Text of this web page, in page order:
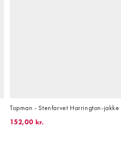
Topman - Stenfarvet Harrington-jakke
152,00 kr.